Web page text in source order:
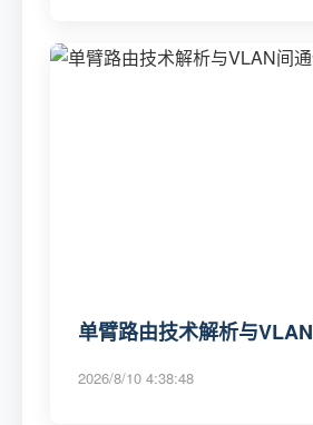
单臂路由技术解析与
2026/8/10 4:38:48